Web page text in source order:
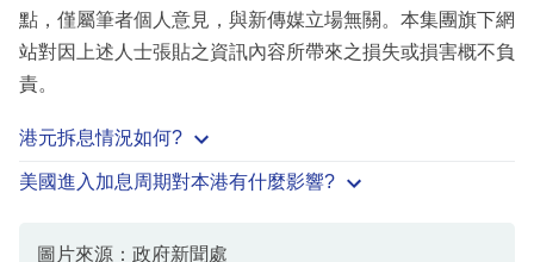
點，僅屬筆者個人意見，與新傳媒立場無關。本集團旗下網
站對因上述人士張貼之資訊內容所帶來之損失或損害概不負
責。
港元拆息情況如何?
美國進入加息周期對本港有什麼影響?
圖片來源：政府新聞處